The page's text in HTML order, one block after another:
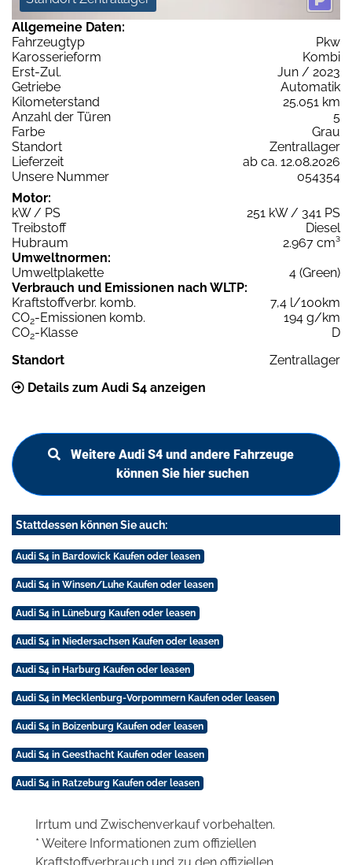
Allgemeine Daten:
Fahrzeugtyp
Pkw
Karosserieform
Kombi
Erst-Zul.
Jun / 2023
Getriebe
Automatik
Kilometerstand
25.051 km
Anzahl der Türen
5
Farbe
Grau
Standort
Zentrallager
Lieferzeit
ab ca. 12.08.2026
Unsere Nummer
054354
Motor:
kW / PS
251 kW / 341 PS
Treibstoff
Diesel
Hubraum
2.967 cm³
Umweltnormen:
Umweltplakette
4 (Green)
Verbrauch und Emissionen nach WLTP:
Kraftstoffverbr. komb.
7,4 l/100km
CO2-Emissionen komb.
194 g/km
CO2-Klasse
D
Standort
Zentrallager
Details zum Audi S4 anzeigen
Weitere Audi S4 und andere Fahrzeuge
können Sie hier suchen
Stattdessen können Sie auch:
Audi S4 in Bardowick Kaufen oder leasen
Audi S4 in Winsen/Luhe Kaufen oder leasen
Audi S4 in Lüneburg Kaufen oder leasen
Audi S4 in Niedersachsen Kaufen oder leasen
Audi S4 in Harburg Kaufen oder leasen
Audi S4 in Mecklenburg-Vorpommern Kaufen oder leasen
Audi S4 in Boizenburg Kaufen oder leasen
Audi S4 in Geesthacht Kaufen oder leasen
Audi S4 in Ratzeburg Kaufen oder leasen
Irrtum und Zwischenverkauf vorbehalten.
* Weitere Informationen zum offiziellen
Kraftstoffverbrauch und zu den offiziellen